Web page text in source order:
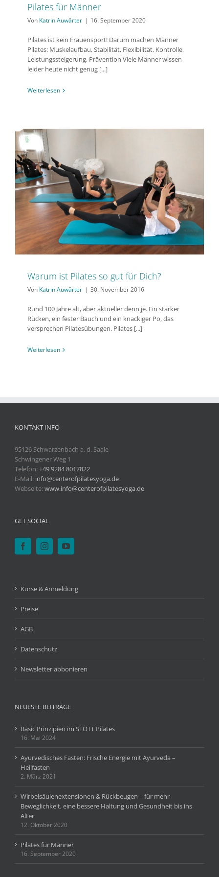
Pilates für Männer
Von Katrin Auwärter | 16. September 2020
Pilates ist kein Frauensport! Darum machen Männer
Pilates: Muskelaufbau, Stabilität, Flexibilität, Kontrolle,
Leistungssteigerung, Prävention Viele Männer wissen
leider heute nicht genug [...]
Weiterlesen
Warum ist Pilates so gut für Dich?
Von Katrin Auwärter | 30. November 2016
Rund 100 Jahre alt, aber aktueller denn je. Ein starker
Rücken, ein fester Bauch und ein knackiger Po, das
versprechen Pilatesübungen. Pilates [...]
Weiterlesen
KONTAKT INFO
95126 Schwarzenbach a. d. Saale
Schwingener Weg 1
Telefon:+49 9284 8017822
E-Mail: info@centerofpilatesyoga.de
Webseite:www.info@centerofpilatesyoga.de
GET SOCIAL
Kurse & Anmeldung
Preise
AGB
Datenschutz
Newsletter abbonieren
NEUESTE BEITRÄGE
Basic Prinzipien im STOTT Pilates
16. Mai 2024
Ayurvedisches Fasten: Frische Energie mit Ayurveda –
Heilfasten
2. März 2021
Wirbelsäulenextensionen & Rückbeugen – für mehr
Beweglichkeit, eine bessere Haltung und Gesundheit bis ins
Alter
12. Oktober 2020
Pilates für Männer
16. September 2020